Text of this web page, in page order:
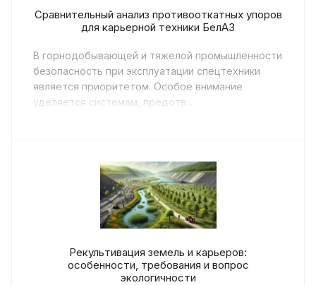
Сравнительный анализ противооткатных упоров
для карьерной техники БелАЗ
В горнодобывающей и тяжелой промышленности
безопасность при эксплуатации спецтехники
является приоритетом. Особое внимание
уделяется системам, предотв...
Рекультивация земель и карьеров:
особенности, требования и вопрос
экологичности